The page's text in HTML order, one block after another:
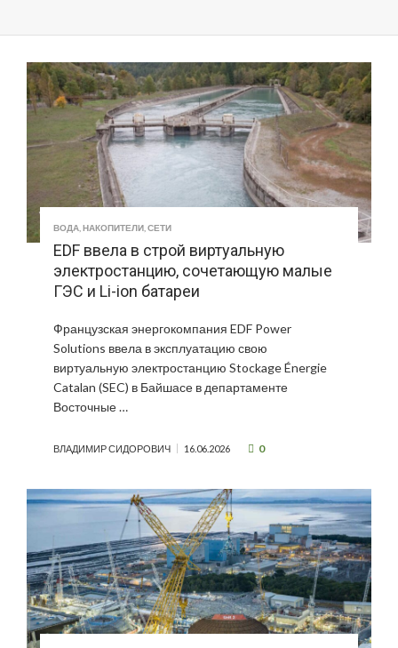
ВОДА НАКОПИТЕЛИ СЕТИ
EDF ввела в строй виртуальную
электростанцию, сочетающую малые
ГЭС и Li-ion батареи
Французская энергокомпания EDF Power
Solutions ввела в эксплуатацию свою
виртуальную электростанцию Stockage Énergie
Catalan (SEC) в Байшасе в департаменте
Восточные …
ВЛАДИМИР СИДОРОВИЧ 16.06.2026 0